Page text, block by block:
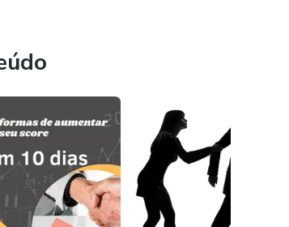
Vamos trabalhar juntos para alcançar